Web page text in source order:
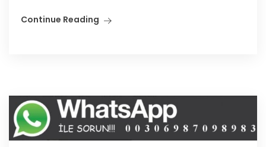
Continue Reading